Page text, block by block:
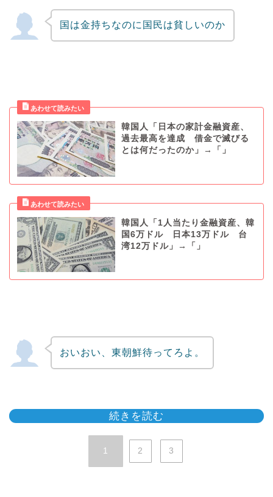
国は金持ちなのに国民は貧しいのか
韓国人「日本の家計金融資産、
過去最高を達成 借金で滅びる
とは何だったのか」→「」
韓国人「1人当たり金融資産、韓
国6万ドル 日本13万ドル 台
湾12万ドル」→「」
おいおい、東朝鮮待ってろよ。
続きを読む
1 2 3